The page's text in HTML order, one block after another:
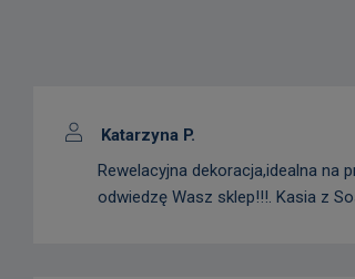
Katarzyna P.
Rewelacyjna dekoracja,idealna na
odwiedzę Wasz sklep!!!. Kasia z